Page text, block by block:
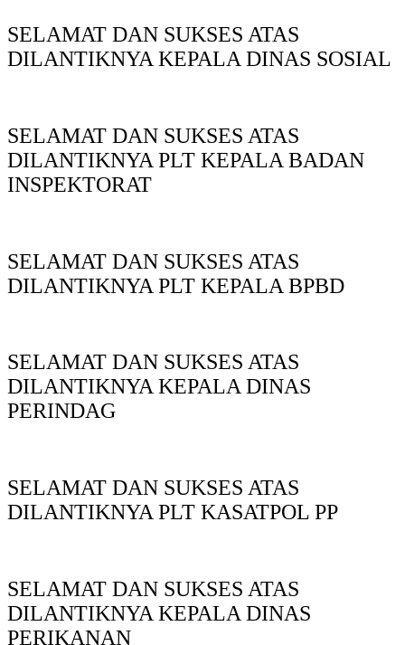
SELAMAT DAN SUKSES ATAS
DILANTIKNYA KEPALA DINAS SOSIAL
SELAMAT DAN SUKSES ATAS
DILANTIKNYA PLT KEPALA BADAN
INSPEKTORAT
SELAMAT DAN SUKSES ATAS
DILANTIKNYA PLT KEPALA BPBD
SELAMAT DAN SUKSES ATAS
DILANTIKNYA KEPALA DINAS
PERINDAG
SELAMAT DAN SUKSES ATAS
DILANTIKNYA PLT KASATPOL PP
SELAMAT DAN SUKSES ATAS
DILANTIKNYA KEPALA DINAS
PERIKANAN